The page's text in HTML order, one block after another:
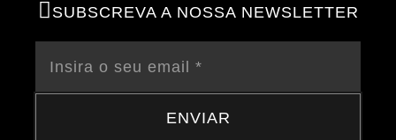
SUBSCREVA A NOSSA NEWSLETTER
ENVIAR